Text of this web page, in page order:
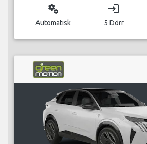
miscellaneous_services
Automatisk
login
5 Dörr